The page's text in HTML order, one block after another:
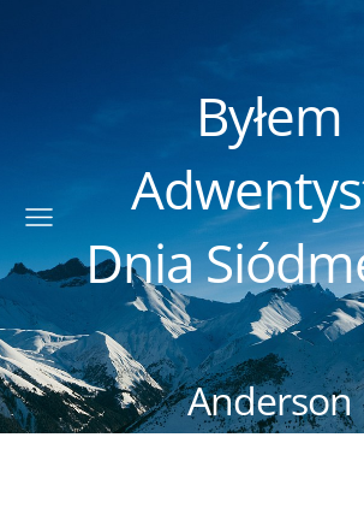
Byłem
Dnia
Anderson